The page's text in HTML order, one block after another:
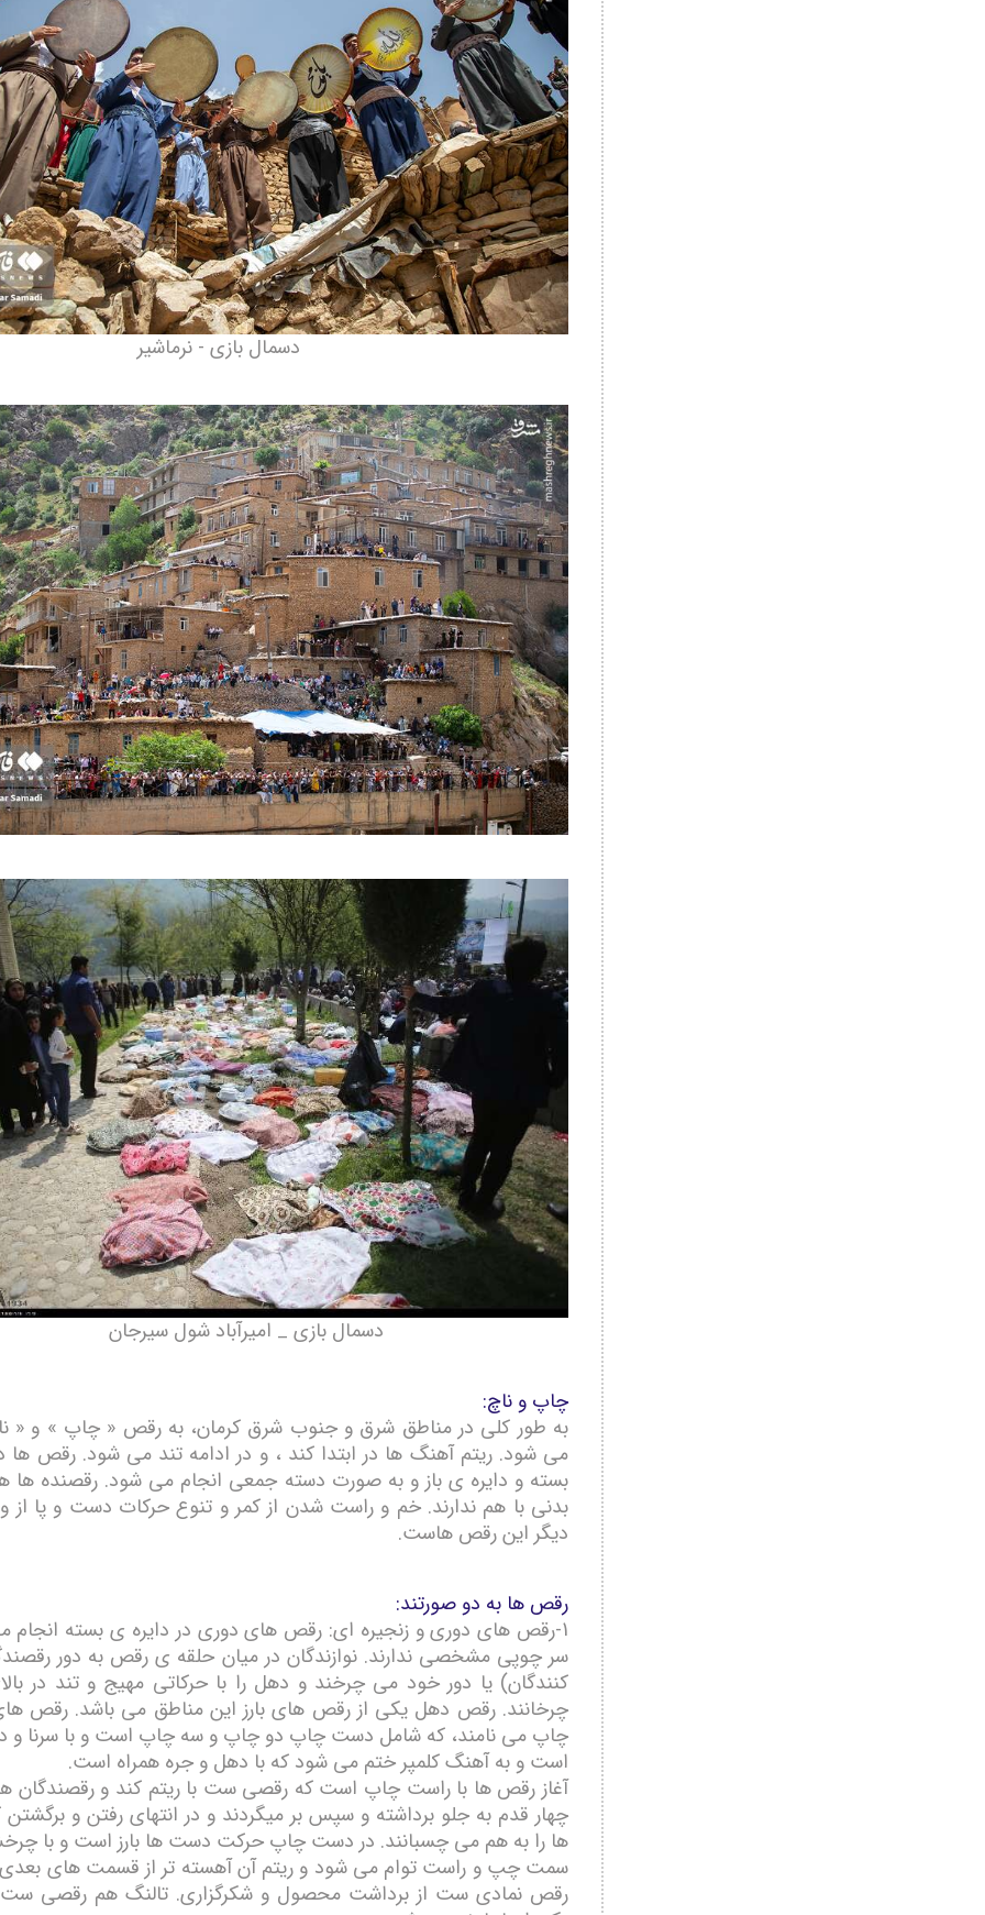
دسمال بازی - نرماشیر
دسمال بازی _ امیرآباد شول سیرجان
چاپ و ناچ:
به طور کلی در مناطق شرق و جنوب شرق کرمان، به رقص « چاپ » و «
می شود. ریتم آهنگ ها در ابتدا کند ، و در ادامه تند می شود. رقص ها
بسته و دایره ی باز و به صورت دسته جمعی انجام می شود. رقصنده
بدنی با هم ندارند. خم و راست شدن از کمر و تنوع حرکات دست و پا از
دیگر این رقص هاست.
رقص ها به دو صورتند:
1-رقص های دوری و زنجیره ای: رقص های دوری در دایره ی بسته انجام
سر چوپی مشخصی ندارند. نوازندگان در میان حلقه ی رقص به دور
کنندگان) یا دور خود می چرخند و دهل را با حرکاتی مهیج و تند در
چرخانند. رقص دهل یکی از رقص های بارز این مناطق می باشد. رقص
چاپ می نامند، که شامل دست چاپ دو چاپ و سه چاپ است و با سرنا و
است و به آهنگ کلمپر ختم می شود که با دهل و جره همراه است.
آغاز رقص ها با راست چاپ است که رقصی ست با ریتم کند و رقصندگان
چهار قدم به جلو برداشته و سپس بر میگردند و در انتهای رفتن و
ها را به هم می چسبانند. در دست چاپ حرکت دست ها بارز است و با
سمت چپ و راست توام می شود و ریتم آن آهسته تر از قسمت های
رقص نمادی ست از برداشت محصول و شکرگزاری. تالنگ هم رقصی